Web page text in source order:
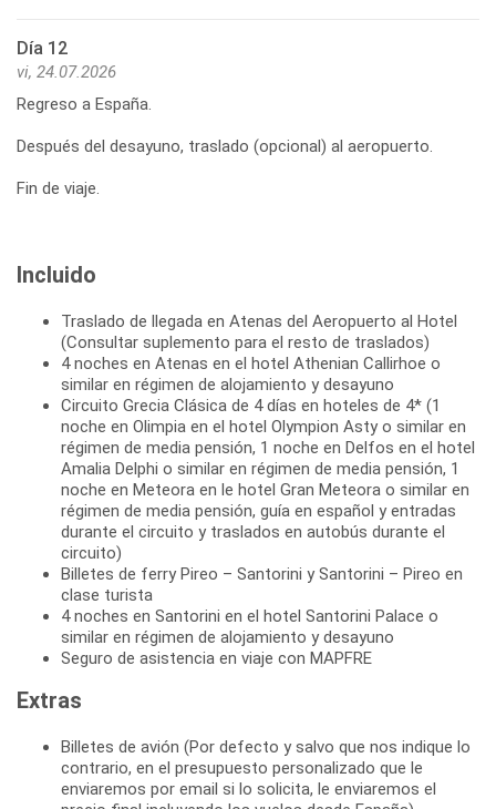
Día 12
vi, 24.07.2026
Regreso a España.
Después del desayuno, traslado (opcional) al aeropuerto.
Fin de viaje.
Incluido
Traslado de llegada en Atenas del Aeropuerto al Hotel
(Consultar suplemento para el resto de traslados)
4 noches en Atenas en el hotel Athenian Callirhoe o
similar en régimen de alojamiento y desayuno
Circuito Grecia Clásica de 4 días en hoteles de 4* (1
noche en Olimpia en el hotel Olympion Asty o similar en
régimen de media pensión, 1 noche en Delfos en el hotel
Amalia Delphi o similar en régimen de media pensión, 1
noche en Meteora en le hotel Gran Meteora o similar en
régimen de media pensión, guía en español y entradas
durante el circuito y traslados en autobús durante el
circuito)
Billetes de ferry Pireo – Santorini y Santorini – Pireo en
clase turista
4 noches en Santorini en el hotel Santorini Palace o
similar en régimen de alojamiento y desayuno
Seguro de asistencia en viaje con MAPFRE
Extras
Billetes de avión (Por defecto y salvo que nos indique lo
contrario, en el presupuesto personalizado que le
enviaremos por email si lo solicita, le enviaremos el